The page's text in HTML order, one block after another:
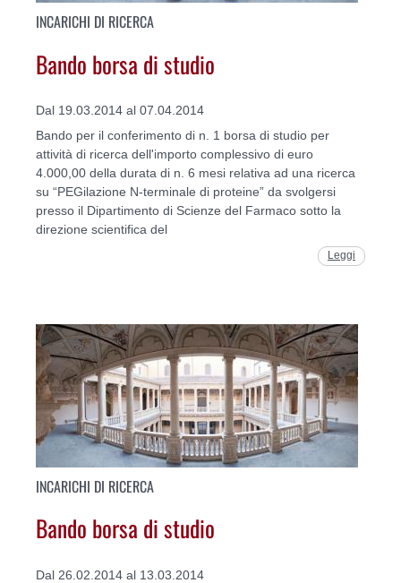
INCARICHI DI RICERCA
Bando borsa di studio
Dal 19.03.2014 al 07.04.2014
Bando per il conferimento di n. 1 borsa di studio per
attività di ricerca dell'importo complessivo di euro
4.000,00 della durata di n. 6 mesi relativa ad una ricerca
su “PEGilazione N-terminale di proteine” da svolgersi
presso il Dipartimento di Scienze del Farmaco sotto la
direzione scientifica del
Leggi
INCARICHI DI RICERCA
Bando borsa di studio
Dal 26.02.2014 al 13.03.2014